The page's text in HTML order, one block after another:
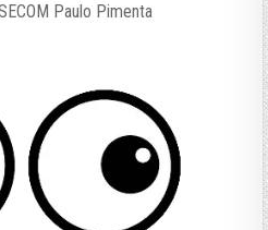
Paulo Pimenta